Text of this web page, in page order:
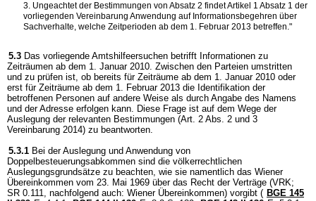
3. Ungeachtet der Bestimmungen von Absatz 2 findet Artikel 1 Absatz 1 der
vorliegenden Vereinbarung Anwendung auf Informationsbegehren über
Sachverhalte, welche Zeitperioden ab dem 1. Februar 2013 betreffen."
5.3 Das vorliegende Amtshilfeersuchen betrifft Informationen zu
Zeiträumen ab dem 1. Januar 2010. Zwischen den Parteien umstritten
und zu prüfen ist, ob bereits für Zeiträume ab dem 1. Januar 2010 oder
erst für Zeiträume ab dem 1. Februar 2013 die Identifikation der
betroffenen Personen auf andere Weise als durch Angabe des Namens
und der Adresse erfolgen kann. Diese Frage ist auf dem Wege der
Auslegung der relevanten Bestimmungen (Art. 2 Abs. 2 und 3
Vereinbarung 2014) zu beantworten.
5.3.1 Bei der Auslegung und Anwendung von
Doppelbesteuerungsabkommen sind die völkerrechtlichen
Auslegungsgrundsätze zu beachten, wie sie namentlich das Wiener
Übereinkommen vom 23. Mai 1969 über das Recht der Verträge (VRK;
SR 0.111, nachfolgend auch: Wiener Übereinkommen) vorgibt ( BGE 145